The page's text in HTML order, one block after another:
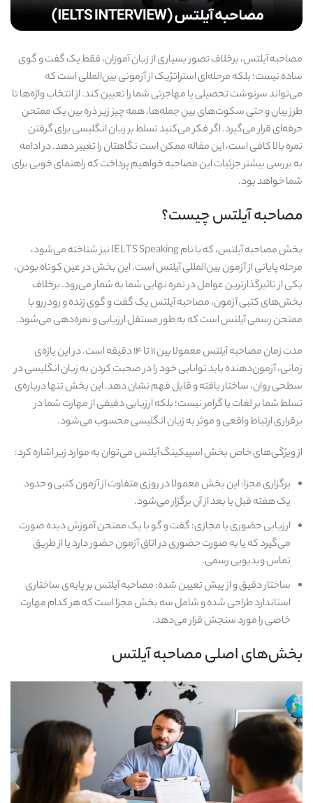
مصاحبه آیلتس، برخلاف تصور بسیاری از زبان‌ آموزان، فقط یک گفت‌ و گوی
ساده نیست؛ بلکه مرحله‌ای استراتژیک از آزمونی بین‌المللی‌ است که
می‌تواند سرنوشت تحصیلی یا مهاجرتی شما را تعیین کند. از انتخاب واژه‌ها تا
طرز بیان و حتی سکوت‌های بین جمله‌ها، همه‌ چیز زیر ذره‌ بین یک ممتحن
حرفه‌ای قرار می‌گیرد. اگر فکر می‌کنید تسلط بر زبان انگلیسی برای گرفتن
نمره بالا کافی‌ است، این مقاله ممکن است نگاهتان را تغییر دهد. در ادامه
به بررسی بیشتر جزئیات این مصاحبه خواهیم پرداخت که راهنمای خوبی برای
شما خواهد بود.
مصاحبه آیلتس چیست؟
بخش مصاحبه آیلتس، که با نام IELTS Speaking نیز شناخته می‌شود،
مرحله پایانی از آزمون بین‌المللی آیلتس است. این بخش در عین کوتاه بودن،
یکی از تاثیرگذارترین عوامل در نمره نهایی شما به شمار می‌رود. برخلاف
بخش‌های کتبی آزمون، مصاحبه آیلتس یک گفت‌ و گوی زنده و رودررو با
ممتحن رسمی آیلتس است که به‌ طور مستقل ارزیابی و نمره‌دهی می‌شود.
مدت زمان مصاحبه آیلتس معمولا بین ۱۱ تا ۱۴ دقیقه است. در این بازه‌ی
زمانی، آزمون‌دهنده باید توانایی خود را در صحبت کردن به زبان انگلیسی در
سطحی روان، ساختار یافته و قابل فهم نشان دهد. این بخش تنها درباره‌ی
تسلط شما بر لغات یا گرامر نیست؛ بلکه ارزیابی‌ دقیقی از مهارت شما در
برقراری ارتباط واقعی و موثر به زبان انگلیسی محسوب می‌شود.
از ویژگی‌های خاص بخش اسپیکینگ آیلتس می‌توان به موارد زیر اشاره کرد:
برگزاری مجزا: این بخش معمولا در روزی متفاوت از آزمون کتبی و حدود
یک هفته قبل یا بعد از آن برگزار می‌شود.
ارزیابی حضوری یا مجازی: گفت‌ و گو با یک ممتحن آموزش‌ دیده صورت
می‌گیرد که یا به‌ صورت حضوری در اتاق آزمون حضور دارد یا از طریق
تماس ویدیویی رسمی.
ساختار دقیق و از پیش تعیین‌ شده: مصاحبه آیلتس بر پایه‌ی ساختاری
استاندارد طراحی شده و شامل سه بخش مجزا است که هر کدام مهارت
خاصی را مورد سنجش قرار می‌دهد.
بخش‌های اصلی مصاحبه آیلتس